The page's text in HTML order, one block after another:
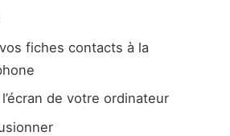
fiches contacts à la
de votre ordinateur